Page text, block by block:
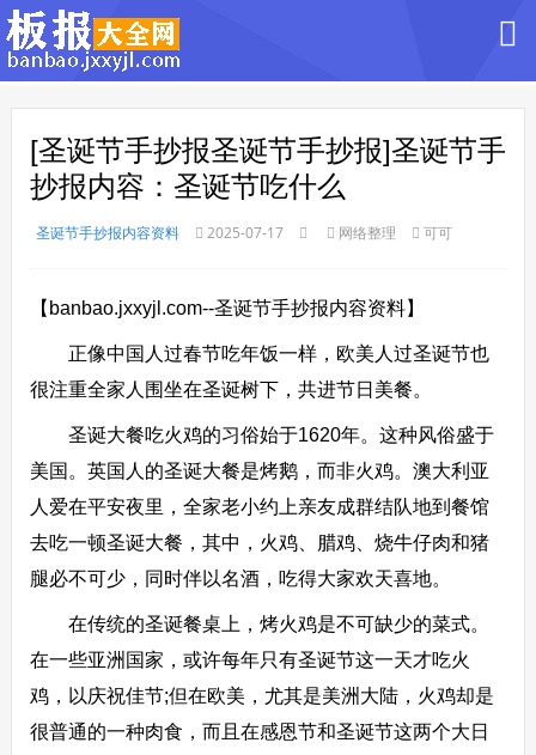
[圣诞节手抄报圣诞节手抄报]圣诞节手
抄报内容：圣诞节吃什么
圣诞节手抄报内容资料 2025-07-17 网络整理 可可
【banbao.jxxyjl.com--圣诞节手抄报内容资料】
正像中国人过春节吃年饭一样，欧美人过圣诞节也
很注重全家人围坐在圣诞树下，共进节日美餐。
圣诞大餐吃火鸡的习俗始于1620年。这种风俗盛于
美国。英国人的圣诞大餐是烤鹅，而非火鸡。澳大利亚
人爱在平安夜里，全家老小约上亲友成群结队地到餐馆
去吃一顿圣诞大餐，其中，火鸡、腊鸡、烧牛仔肉和猪
腿必不可少，同时伴以名酒，吃得大家欢天喜地。
在传统的圣诞餐桌上，烤火鸡是不可缺少的菜式。
在一些亚洲国家，或许每年只有圣诞节这一天才吃火
鸡，以庆祝佳节;但在欧美，尤其是美洲大陆，火鸡却是
很普通的一种肉食，而且在感恩节和圣诞节这两个大日